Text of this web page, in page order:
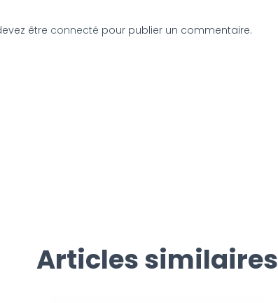
être connecté pour publier un commentaire.
Articles similaires